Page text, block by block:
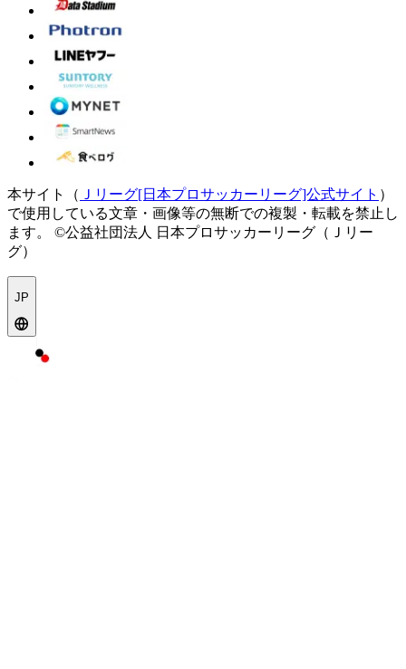
本サイト（ Ｊリーグ[日本プロサッカーリーグ]公式サイト ）
で使用している文章・画像等の無断での複製・転載を禁止し
ます。
©公益社団法人 日本プロサッカーリーグ（Ｊリー
グ）
JP